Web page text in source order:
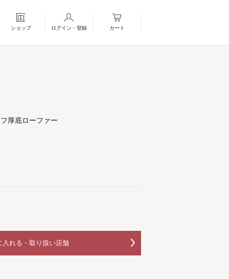
ショップ ログイン・登録 カート
厚底ローファー
入れる・取り扱い店舗